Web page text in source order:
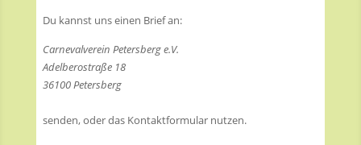
Du kannst uns einen Brief an:
Carnevalverein Petersberg e.V.
Adelberostraße 18
36100 Petersberg
senden, oder das Kontaktformular nutzen.